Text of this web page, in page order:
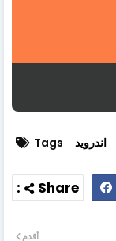
Tags اندرويد
أقدم